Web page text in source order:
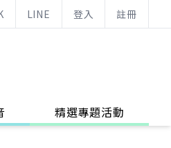
LINE 登入 註冊
精選專題活動